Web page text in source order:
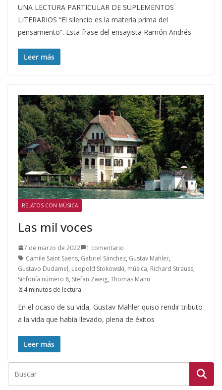
UNA LECTURA PARTICULAR DE SUPLEMENTOS
LITERARIOS “El silencio es la materia prima del
pensamiento”. Esta frase del ensayista Ramón Andrés
Leer más
RELATOS CON MÚSICA
Las mil voces
7 de marzo de 2022
1 comentario
Camile Saint Saëns, Gabriel Sánchez, Gustav Mahler,
Gustavo Dudamel, Leopold Stokowski, música, Richard Strauss,
Sinfonía número 8, Stefan Zweig, Thomas Mann
4 minutos de lectura
En el ocaso de su vida, Gustav Mahler quiso rendir tributo
a la vida que había llevado, plena de éxitos
Leer más